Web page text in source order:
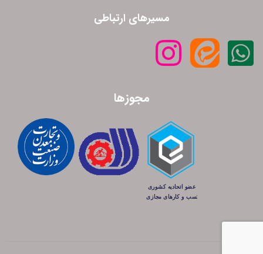
مسیرهای ارتباطی
مجوزها